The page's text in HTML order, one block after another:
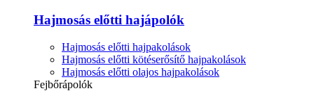
Hajmosás előtti hajápolók
Hajmosás előtti hajpakolások
Hajmosás előtti kötéserősítő hajpakolások
Hajmosás előtti olajos hajpakolások
Fejbőrápolók